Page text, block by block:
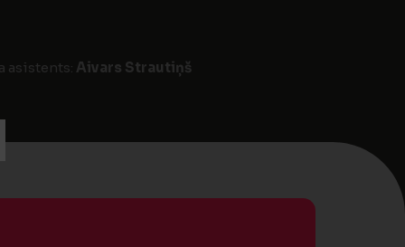
asistents: Aivars Strautiņš